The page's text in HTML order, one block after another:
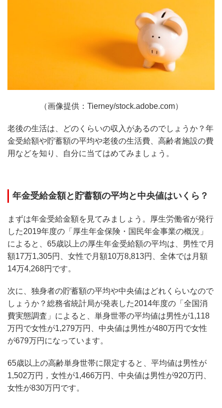
（画像提供：Tierney/stock.adobe.com）
老後の生活は、どのくらいの収入があるのでしょうか？年
金受給額や貯蓄額の平均や老後の生活費、高齢者施設の費
用などを知り、自分に当てはめてみましょう。
年金受給金額と貯蓄額の平均と中央値はいくら？
まずは年金受給金額を見てみましょう。厚生労働省が発行
した2019年度の「厚生年金保険・国民年金事業の概況」
によると、65歳以上の厚生年金受給額の平均は、男性で月
額17万1,305円、女性で月額10万8,813円、全体では月額
14万4,268円です。
次に、独身者の貯蓄額の平均や中央値はどれくらいなので
しょうか？総務省統計局が発表した2014年度の「全国消
費実態調査」によると、単身世帯の平均値は男性が1,118
万円で女性が1,279万円、中央値は男性が480万円で女性
が679万円になっています。
65歳以上の高齢単身世帯に限定すると、平均値は男性が
1,502万円，女性が1,466万円、中央値は男性が920万円、
女性が830万円です。